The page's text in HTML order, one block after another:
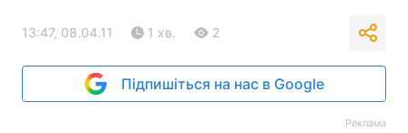
13:47, 08.04.11 1 хв. 2
Підпишіться на нас в Google
Реклама